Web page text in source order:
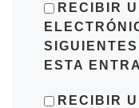
RECIBIR
ESTA
RECIBIR